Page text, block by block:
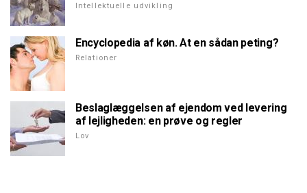
Intellektuelle udvikling
Encyclopedia af køn. At en sådan peting?
Relationer
Beslaglæggelsen af ejendom ved levering
af lejligheden: en prøve og regler
Lov